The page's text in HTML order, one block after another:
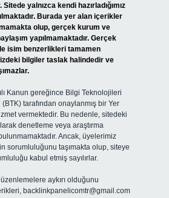
yalnızca kendi hazırladığımız
Burada yer alan içerikler
olup, gerçek kurum ve
yapılmamaktadır. Gerçek
isim benzerlikleri tamamen
bilgiler taslak halindedir ve
Kanun gereğince Bilgi Teknolojileri
tarafından onaylanmış bir Yer
vermektedir. Bu nedenle, sitedeki
denetleme veya araştırma
Ancak, üyelerimiz
sorumluluğunu taşımakta olup, siteye
kabul etmiş sayılırlar.
aykırı olduğunu
backlinkpanelicomtr@gmail.com